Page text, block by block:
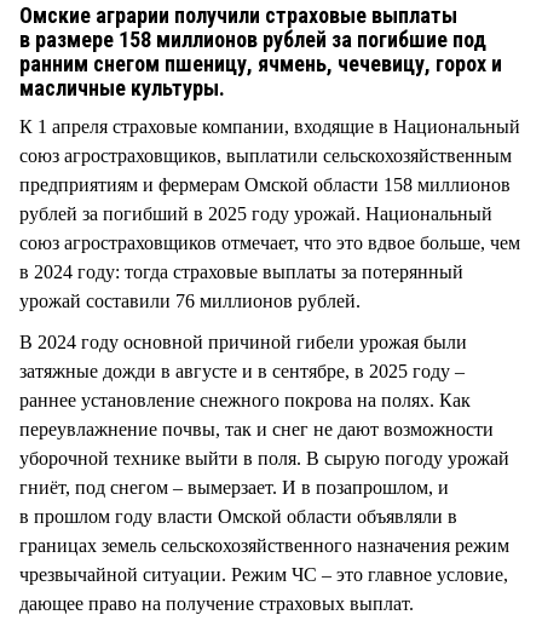
Омские аграрии получили страховые выплаты
в размере 158 миллионов рублей за погибшие под
ранним снегом пшеницу, ячмень, чечевицу, горох и
масличные культуры.
К 1 апреля страховые компании, входящие в Национальный
союз агростраховщиков, выплатили сельскохозяйственным
предприятиям и фермерам Омской области 158 миллионов
рублей за погибший в 2025 году урожай. Национальный
союз агростраховщиков отмечает, что это вдвое больше, чем
в 2024 году: тогда страховые выплаты за потерянный
урожай составили 76 миллионов рублей.
В 2024 году основной причиной гибели урожая были
затяжные дожди в августе и в сентябре, в 2025 году –
раннее установление снежного покрова на полях. Как
переувлажнение почвы, так и снег не дают возможности
уборочной технике выйти в поля. В сырую погоду урожай
гниёт, под снегом – вымерзает. И в позапрошлом, и
в прошлом году власти Омской области объявляли в
границах земель сельскохозяйственного назначения режим
чрезвычайной ситуации. Режим ЧС – это главное условие,
дающее право на получение страховых выплат.